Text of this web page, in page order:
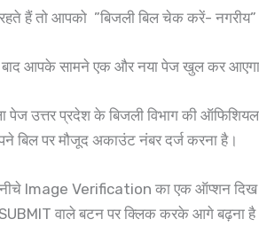
रहते हैं तो आपको ”बिजली बिल चेक करें-
आपके सामने एक और नया पेज खुल कर
पेज उत्तर प्रदेश के बिजली विभाग की
बिल पर मौजूद अकाउंट नंबर दर्ज करना है।
Image Verification का एक ऑप्शन दिख
वाले बटन पर क्लिक करके आगे बढ़ना